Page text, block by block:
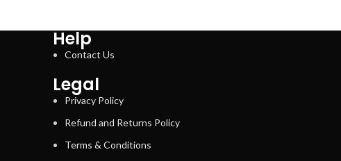
Help
Contact Us
Legal
Privacy Policy
Refund and Returns Policy
Terms & Conditions